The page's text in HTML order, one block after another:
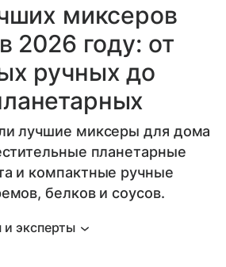
миксеров
2026 году: от
ручных до
лучшие миксеры для дома
планетарные
и компактные ручные
белков и соусов.
эксперты